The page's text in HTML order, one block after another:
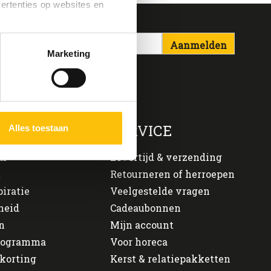
op websites en
kun je specifieker
via het
cookiebeleid
Marketing
Alles toestaan
Aanmelden
SERVICE
Levertijd & verzending
Retourneren of herroepen
Veelgestelde vragen
Cadeaubonnen
Mijn account
Voor horeca
Kerst & relatiepakketten